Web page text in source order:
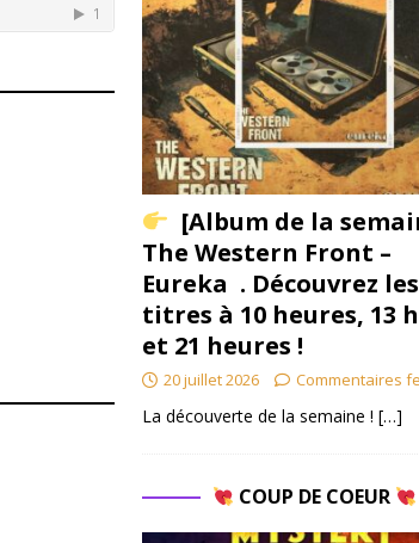
[Album de la
The Western Front –
Eureka . Découvrez les
titres à 10 heures, 13
et 21 heures !
20 juillet 2026 Commentaires
La découverte de la semaine ! […]
COUP DE COEUR